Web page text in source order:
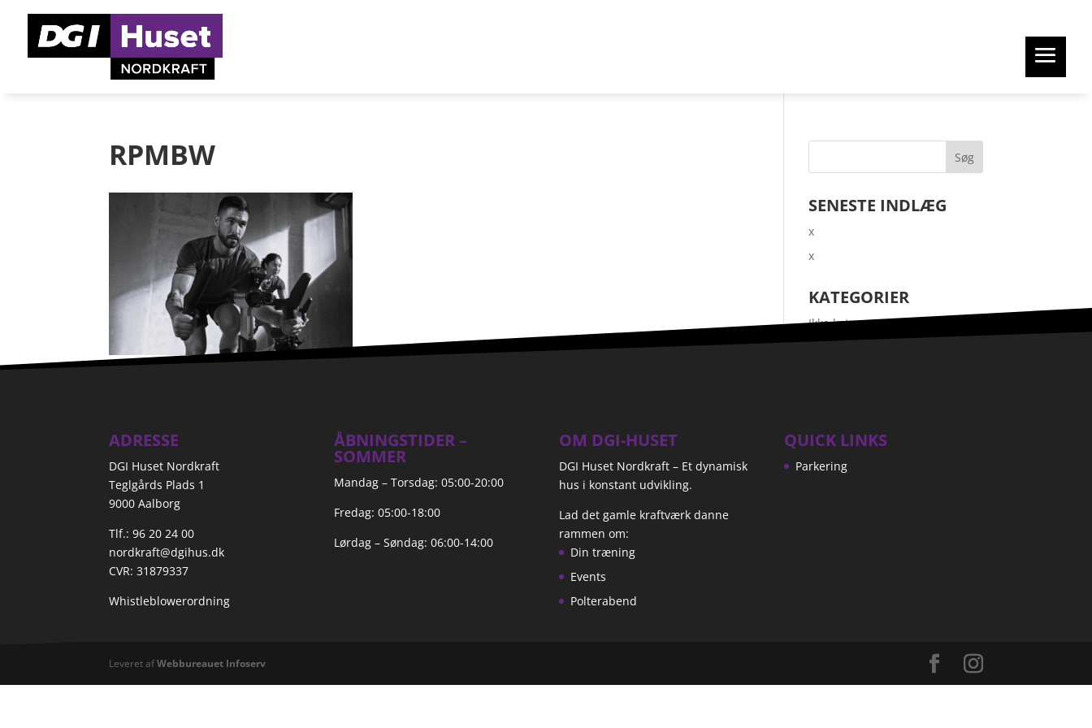
RPMBW
SENESTE INDLÆG
x
x
KATEGORIER
Ikke kategoriseret
ADRESSE
DGI Huset Nordkraft
Teglgårds Plads 1
9000 Aalborg
Tlf.: 96 20 24 00
nordkraft@dgihus.dk
CVR: 31879337
Whistleblowerordning
ÅBNINGSTIDER –
SOMMER
Mandag – Torsdag: 05:00-20:00
Fredag: 05:00-18:00
Lørdag – Søndag: 06:00-14:00
OM DGI-HUSET
DGI Huset Nordkraft – Et dynamisk
hus i konstant udvikling.
Lad det gamle kraftværk danne
rammen om:
Din træning
Events
Polterabend
QUICK LINKS
Parkering
Leveret afWebbureauet Infoserv